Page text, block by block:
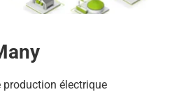
production électrique